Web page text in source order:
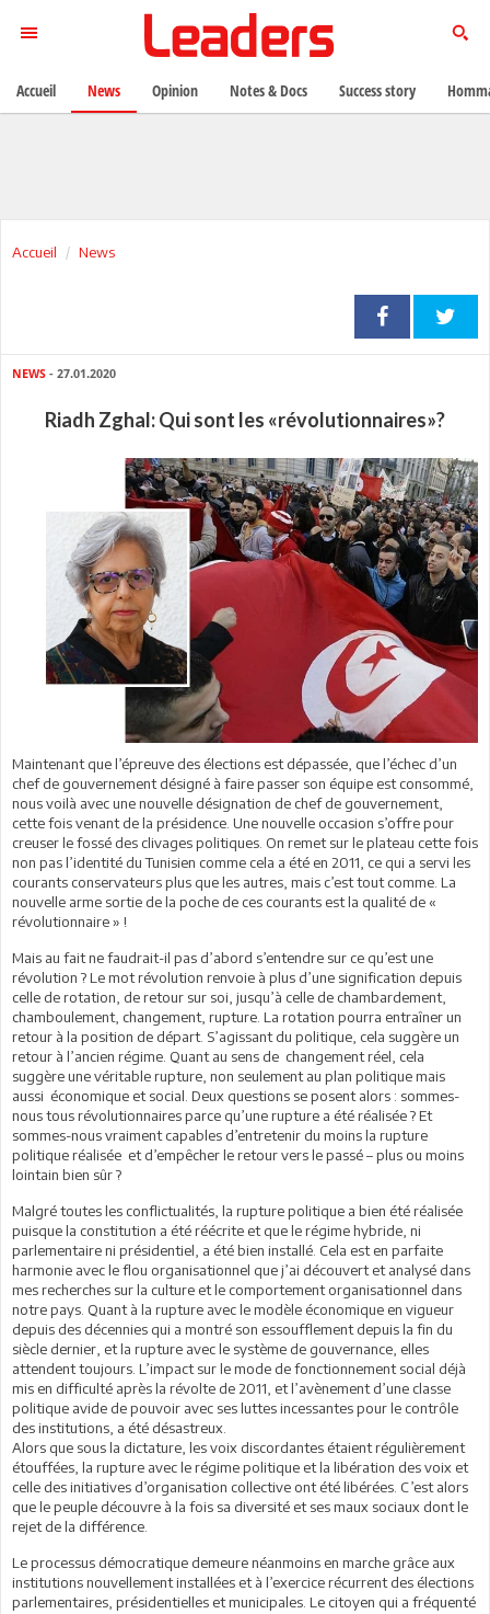
Accueil News
NEWS - 27.01.2020
Riadh Zghal: Qui sont les «révolutionnaires»?
Maintenant que l’épreuve des élections est dépassée, que l’échec d’un
chef de gouvernement désigné à faire passer son équipe est consommé,
nous voilà avec une nouvelle désignation de chef de gouvernement,
cette fois venant de la présidence. Une nouvelle occasion s’offre pour
creuser le fossé des clivages politiques. On remet sur le plateau cette fois
non pas l’identité du Tunisien comme cela a été en 2011, ce qui a servi les
courants conservateurs plus que les autres, mais c’est tout comme. La
nouvelle arme sortie de la poche de ces courants est la qualité de «
révolutionnaire » !
Mais au fait ne faudrait-il pas d’abord s’entendre sur ce qu’est une
révolution ? Le mot révolution renvoie à plus d’une signification depuis
celle de rotation, de retour sur soi, jusqu’à celle de chambardement,
chamboulement, changement, rupture. La rotation pourra entraîner un
retour à la position de départ. S’agissant du politique, cela suggère un
retour à l’ancien régime. Quant au sens de changement réel, cela
suggère une véritable rupture, non seulement au plan politique mais
aussi économique et social. Deux questions se posent alors : sommes-
nous tous révolutionnaires parce qu’une rupture a été réalisée ? Et
sommes-nous vraiment capables d’entretenir du moins la rupture
politique réalisée et d’empêcher le retour vers le passé – plus ou moins
lointain bien sûr ?
Malgré toutes les conflictualités, la rupture politique a bien été réalisée
puisque la constitution a été réécrite et que le régime hybride, ni
parlementaire ni présidentiel, a été bien installé. Cela est en parfaite
harmonie avec le flou organisationnel que j’ai découvert et analysé dans
mes recherches sur la culture et le comportement organisationnel dans
notre pays. Quant à la rupture avec le modèle économique en vigueur
depuis des décennies qui a montré son essoufflement depuis la fin du
siècle dernier, et la rupture avec le système de gouvernance, elles
attendent toujours. L’impact sur le mode de fonctionnement social déjà
mis en difficulté après la révolte de 2011, et l’avènement d’une classe
politique avide de pouvoir avec ses luttes incessantes pour le contrôle
des institutions, a été désastreux.
Alors que sous la dictature, les voix discordantes étaient régulièrement
étouffées, la rupture avec le régime politique et la libération des voix et
celle des initiatives d’organisation collective ont été libérées. C’est alors
que le peuple découvre à la fois sa diversité et ses maux sociaux dont le
rejet de la différence.
Le processus démocratique demeure néanmoins en marche grâce aux
institutions nouvellement installées et à l’exercice récurrent des élections
parlementaires, présidentielles et municipales. Le citoyen qui a fréquenté
Accueil News Opinion Notes & Docs Success story